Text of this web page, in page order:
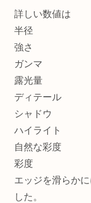
詳しい数値は
半径
強さ
ガンマ
露光量
ディテール
シャドウ
ハイライ
自然な彩
彩度
エッジを滑らか
した。